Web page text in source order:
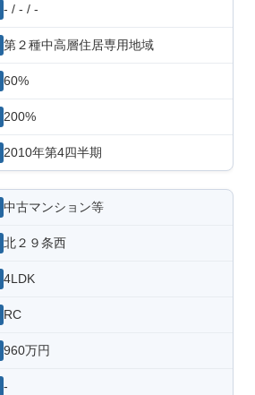
- / - / -
第２種中高層住居専用地域
60%
200%
2010年第4四半期
中古マンション等
北２９条西
4LDK
RC
960万円
-